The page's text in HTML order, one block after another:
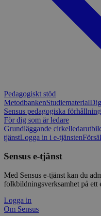
Pedagogiskt stöd
MetodbankenStudiematerial
Sensus pedagogiska
För dig som är ledare
Grundläggande
tjänstLogga in i e-tjänsten
Sensus e-tjänst
Med Sensus e-tjänst kan du
folkbildningsverksamhet på ett
Logga in
Om Sensus